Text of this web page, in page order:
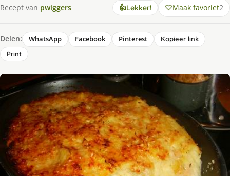
Recept van pwiggers 👍Lekker! Maak favoriet2
Delen: WhatsApp Facebook Pinterest
Kopieer link
Print